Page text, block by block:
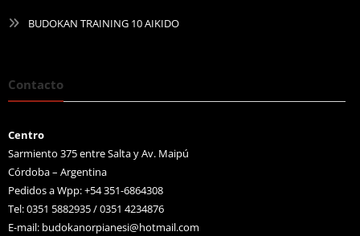
BUDOKAN TRAINING 10 AIKIDO
Contacto
Centro
Sarmiento 375 entre Salta y Av. Maipú
Córdoba – Argentina
Pedidos a Wpp: +54 351-6864308
Tel: 0351 5882935 / 0351 4234876
E-mail: budokanorpianesi@hotmail.com